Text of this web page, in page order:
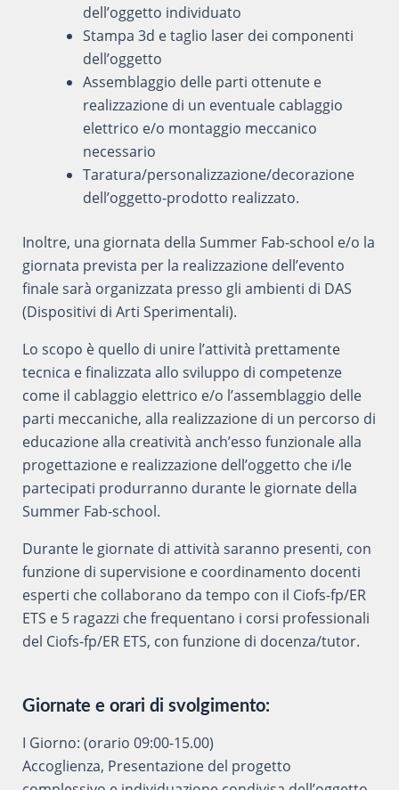
dell’oggetto individuato
Stampa 3d e taglio laser dei componenti
dell’oggetto
Assemblaggio delle parti ottenute e
realizzazione di un eventuale cablaggio
elettrico e/o montaggio meccanico
necessario
Taratura/personalizzazione/decorazione
dell’oggetto-prodotto realizzato.
Inoltre, una giornata della Summer Fab-school e/o la
giornata prevista per la realizzazione dell’evento
finale sarà organizzata presso gli ambienti di DAS
(Dispositivi di Arti Sperimentali).
Lo scopo è quello di unire l’attività prettamente
tecnica e finalizzata allo sviluppo di competenze
come il cablaggio elettrico e/o l’assemblaggio delle
parti meccaniche, alla realizzazione di un percorso di
educazione alla creatività anch’esso funzionale alla
progettazione e realizzazione dell’oggetto che i/le
partecipati produrranno durante le giornate della
Summer Fab-school.
Durante le giornate di attività saranno presenti, con
funzione di supervisione e coordinamento docenti
esperti che collaborano da tempo con il Ciofs-fp/ER
ETS e 5 ragazzi che frequentano i corsi professionali
del Ciofs-fp/ER ETS, con funzione di docenza/tutor.
Giornate e orari di svolgimento:
I Giorno: (orario 09:00-15.00)
Accoglienza, Presentazione del progetto